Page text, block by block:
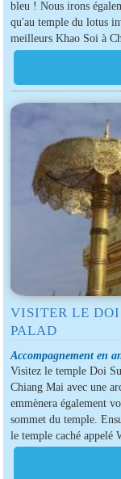
bleu ! Nous irons
qu'au temple du lotus
meilleurs Khao Soi à
VISITER LE DOI
PALAD
Accompagnement en
Visitez le temple Doi
Chiang Mai avec une
emmènera également
sommet du temple.
le temple caché appelé